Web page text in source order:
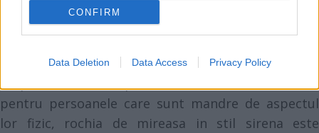
CONFIRM
Data Deletion Data Access Privacy Policy
propunem unul dintre cele mai rafinate si distinse
stiluri, cel al rochiei de mireasa sirena. Cu o croiala
va contura silueta si iti va scoate in evidenta
corpul, de la bust pana la talie si solduri. Ideala
pentru persoanele care sunt mandre de aspectul
lor fizic, rochia de mireasa in stil sirena este